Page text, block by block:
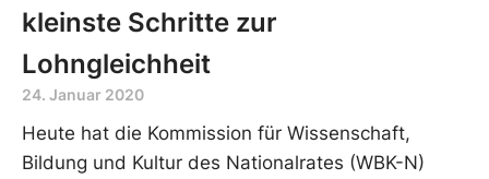
kleinste Schritte zur
Lohngleichheit
24. Januar 2020
Heute hat die Kommission für Wissenschaft,
Bildung und Kultur des Nationalrates (WBK-N)